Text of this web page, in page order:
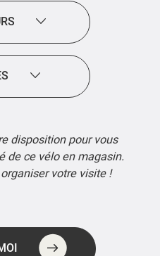
disposition pour vous
de ce vélo en magasin.
votre visite !